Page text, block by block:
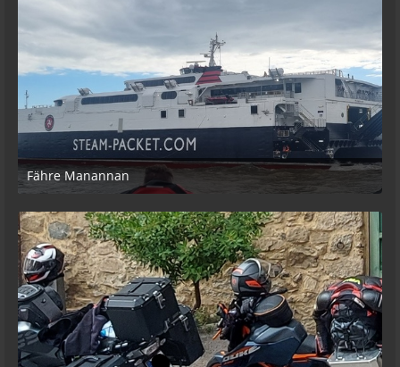
Fähre Manannan
9. Februar 2026 um 21:41
2